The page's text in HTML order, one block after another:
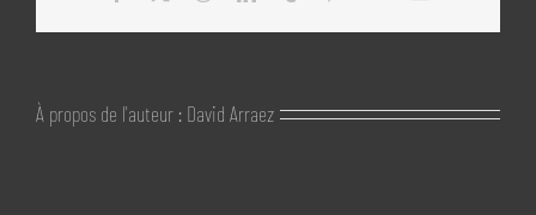
À propos de l'auteur : David Arraez